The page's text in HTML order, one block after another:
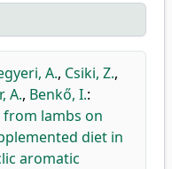
A., Csiki, Z.,
A., Benkő, I.:
lambs on
diet in
aromatic